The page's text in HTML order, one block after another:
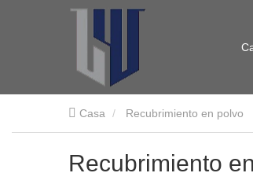
Casa Recubrimiento en polvo
Recubrimiento